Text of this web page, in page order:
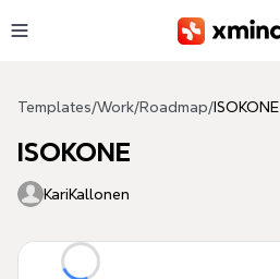
Templates/Work/Roadmap/ ISOKONE
ISOKONE
KariKallonen